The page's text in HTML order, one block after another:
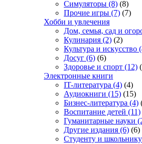
Симуляторы (8) (8)
Прочие игры (7) (7)
Хобби и увлечения
Дом, семья, сад и
Кулинария (2) (2)
Культура и искусство
Досуг (6) (6)
Здоровье и спорт (12)
Электронные книги
IT-литература (4) (4)
Аудиокниги (15) (15)
Бизнес-литература (4)
Воспитание детей (11)
Гуманитарные науки
Другие издания (6) (6)
Студенту и школьнику